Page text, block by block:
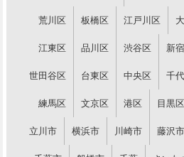
荒川区 板橋区 江戸川区
江東区 品川区 渋谷区 新
世田谷区 台東区 中央区 千
練馬区 文京区 港区 目黒区
立川市 横浜市 川崎市 藤沢市